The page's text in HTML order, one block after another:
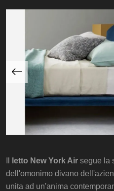
letto New York Air segue la
dell'omonimo divano
unita ad un'anima